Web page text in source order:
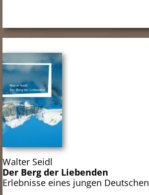
Walter Seidl
Der Berg der Liebenden
Erlebnisse eines jungen Deutschen